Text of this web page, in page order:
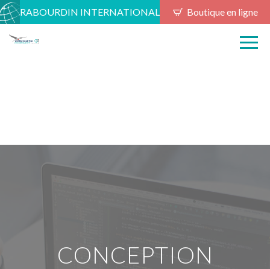
Boutique en ligne
RABOURDIN INTERNATIONAL
CONCEPTION